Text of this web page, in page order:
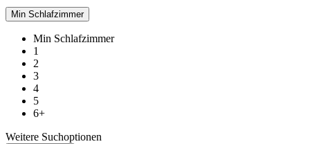
Min Schlafzimmer
Min Schlafzimmer
1
2
3
4
5
6+
Weitere Suchoptionen